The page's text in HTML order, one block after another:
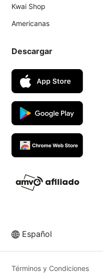
Kwai Shop
Americanas
Descargar
Español
Términos y Condiciones